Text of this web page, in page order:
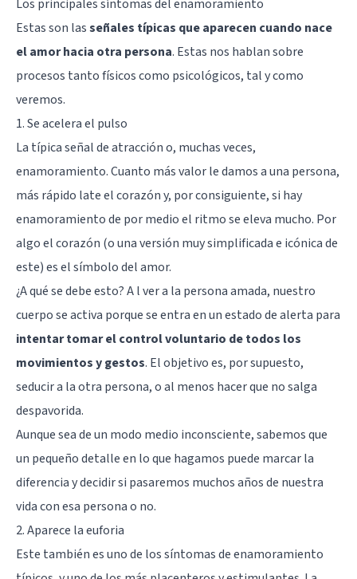
Los principales síntomas del enamoramiento
Estas son lasseñales típicas que aparecen cuando nace
el amor hacia otra persona. Estas nos hablan sobre
procesos tanto físicos como psicológicos, tal y como
veremos.
1. Se acelera el pulso
La típica señal de atracción o, muchas veces,
enamoramiento. Cuanto más valor le damos a una persona,
más rápido late el corazón y, por consiguiente, si hay
enamoramiento de por medio el ritmo se eleva mucho. Por
algo el corazón (o una versión muy simplificada e icónica de
este) es el símbolo del amor.
¿A qué se debe esto? A l ver a la persona amada, nuestro
cuerpo se activa porque se entra en un estado de alerta para
intentar tomar el control voluntario de todos los
movimientos y gestos. El objetivo es, por supuesto,
seducir a la otra persona, o al menos hacer que no salga
despavorida.
Aunque sea de un modo medio inconsciente, sabemos que
un pequeño detalle en lo que hagamos puede marcar la
diferencia y decidir si pasaremos muchos años de nuestra
vida con esa persona o no.
2. Aparece la euforia
Este también es uno de los síntomas de enamoramiento